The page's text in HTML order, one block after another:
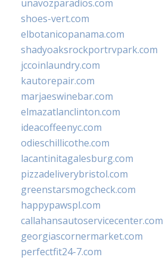
unavozparadios.com
shoes-vert.com
elbotanicopanama.com
shadyoaksrockportrvpark.com
jccoinlaundry.com
kautorepair.com
marjaeswinebar.com
elmazatlanclinton.com
ideacoffeenyc.com
odieschillicothe.com
lacantinitagalesburg.com
pizzadeliverybristol.com
greenstarsmogcheck.com
happypawspl.com
callahansautoservicecenter.com
georgiascornermarket.com
perfectfit24-7.com